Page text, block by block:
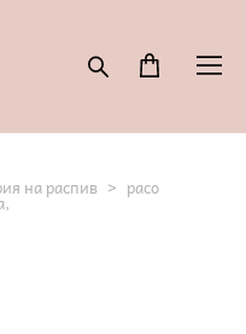
на распив > paco